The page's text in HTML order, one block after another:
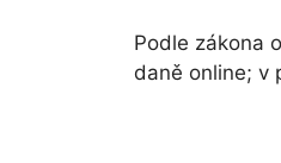
Podle zákona
daně online; v